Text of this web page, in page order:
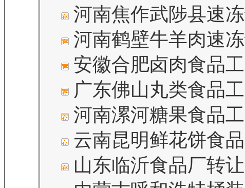
河南焦作武陟县速
河南鹤壁牛羊肉速
安徽合肥卤肉食品
广东佛山丸类食品
河南漯河糖果食品
云南昆明鲜花饼食
山东临沂食品厂转